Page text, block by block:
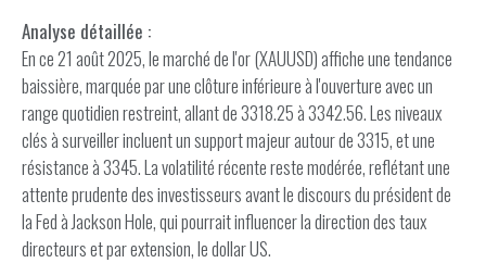
Analyse détaillée :
En ce 21 août 2025, le marché de l'or (XAUUSD) affiche une tendance
baissière, marquée par une clôture inférieure à l'ouverture avec un
range quotidien restreint, allant de 3318.25 à 3342.56. Les niveaux
clés à surveiller incluent un support majeur autour de 3315, et une
résistance à 3345. La volatilité récente reste modérée, reflétant une
attente prudente des investisseurs avant le discours du président de
la Fed à Jackson Hole, qui pourrait influencer la direction des taux
directeurs et par extension, le dollar US.